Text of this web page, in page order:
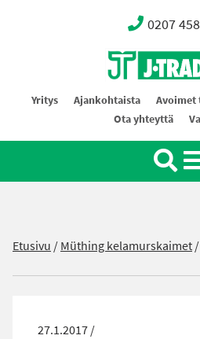
0207
Oy J-Trading Ab
Yritys Ajankohtaista Avoimet
Ota yhteyttä
Etusivu /Müthing kelamurskaimet/
27.1.2017 /